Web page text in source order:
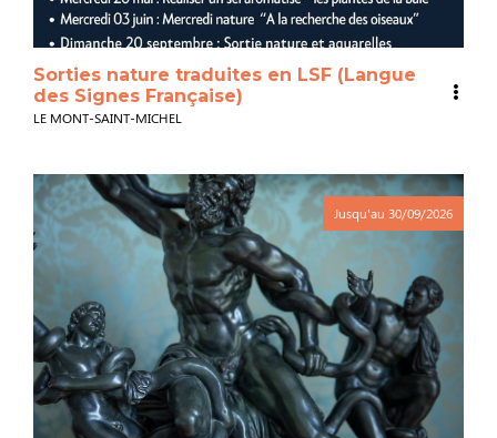
Sorties nature traduites en LSF (Langue
des Signes Française)
LE MONT-SAINT-MICHEL
Jusqu'au 30/09/2026